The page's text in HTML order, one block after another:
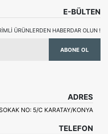
E-BÜLTEN
ÜRÜNLERDEN HABERDAR OLUN !
ABONE OL
ADRES
NO: 5/C KARATAY/KONYA
TELEFON